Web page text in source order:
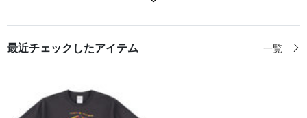
最近チェックしたアイテム 一覧